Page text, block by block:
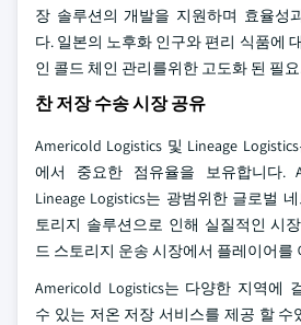
장 솔루션의 개발을 지원하며 효율성
다. 일본의 노후화 인구와 편리 식품에
인 콜드 체인 관리를위한 고도화 된 필
찬 저장 수송 시장 공유
Americold Logistics 및 Lineage
에서 중요한 점유율을 보유합니다.
Lineage Logistics는 광범위한 글로벌
토리지 솔루션으로 인해 실질적인 시
드 스토리지 운송 시장에서 플레이어를
Americold Logistics는 다양한 지역에
수 있는 저온 저장 서비스를 제공 할 수